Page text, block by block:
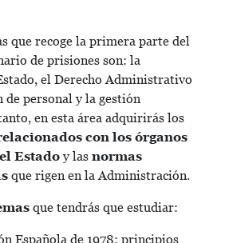
que recoge la primera parte del
de prisiones son: la
el Derecho Administrativo
de personal y la gestión
en esta área adquirirás los
con los órganos
Estadoy las normas
que rigen en la Administración.
que tendrás que estudiar:
Española de 1978: principios